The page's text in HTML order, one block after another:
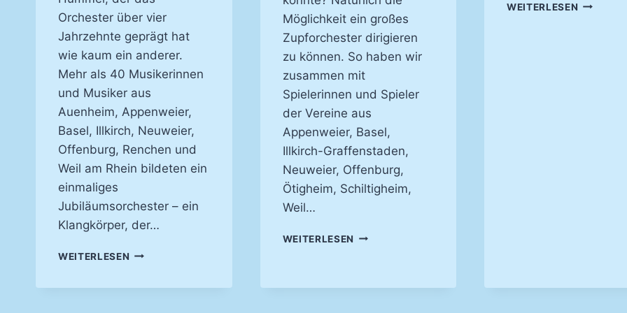
Orchester über vier
Jahrzehnte geprägt hat
wie kaum ein anderer.
Mehr als 40 Musikerinnen
und Musiker aus
Auenheim, Appenweier,
Basel, Illkirch, Neuweier,
Offenburg, Renchen und
Weil am Rhein bildeten ein
einmaliges
Jubiläumsorchester – ein
Klangkörper, der…
WEITERLESEN EIN
Möglichkeit ein großes
Zupforchester dirigieren
zu können. So haben wir
zusammen mit
Spielerinnen und Spieler
der Vereine aus
Appenweier, Basel,
Illkirch-Graffenstaden,
Neuweier, Offenburg,
Ötigheim, Schiltigheim,
Weil…
WEITERLESEN JUBILÄUMSKONZERT
WEITERLESEN EIN